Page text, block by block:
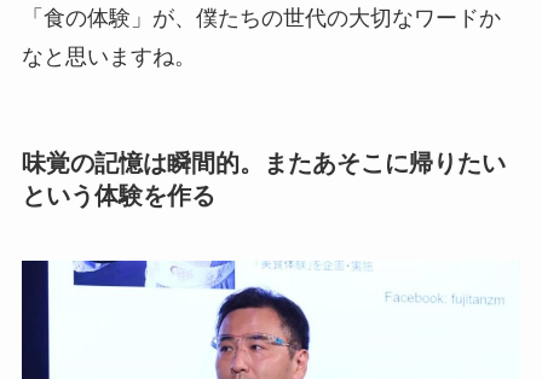
「食の体験」が、僕たちの世代の大切なワードか
なと思いますね。
味覚の記憶は瞬間的。またあそこに帰りたい
という体験を作る